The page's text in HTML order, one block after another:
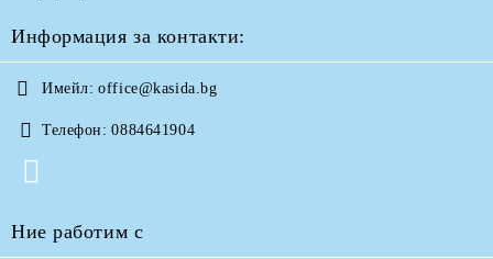
Информация за контакти:
Имейл: office@kasida.bg
Телефон: 0884641904
Ние работим с